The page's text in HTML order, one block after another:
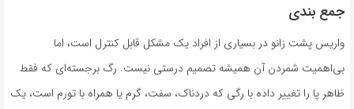
جمع بندی
واریس پشت زانو در بسیاری از افراد یک مشکل قابل کنترل است، اما
بی‌اهمیت شمردن آن همیشه تصمیم درستی نیست. رگ برجسته‌ای که فقط
ظاهر پا را تغییر داده با رگی که دردناک، سفت، گرم یا همراه با تورم است، یک